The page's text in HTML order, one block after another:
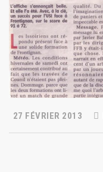
27 FÉVRIER 2013